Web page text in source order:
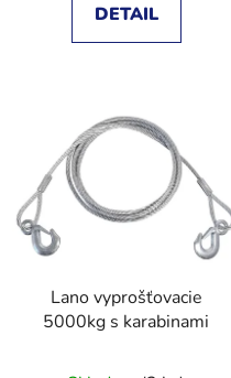
DETAIL
Lano vyprošťovacie
5000kg s karabinami